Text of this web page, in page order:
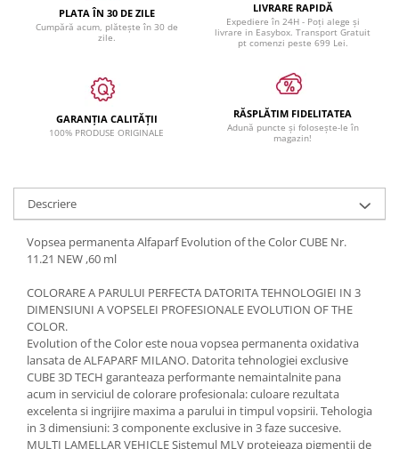
PLATA ÎN 30 DE ZILE
Cumpără acum, plătește în 30 de
zile.
LIVRARE RAPIDĂ
Expediere în 24H - Poți alege și
livrare in Easybox. Transport Gratuit
pt comenzi peste 699 Lei.
GARANȚIA CALITĂȚII
100% PRODUSE ORIGINALE
RĂSPLĂTIM FIDELITATEA
Adună puncte și folosește-le în
magazin!
Descriere
Vopsea permanenta Alfaparf Evolution of the Color CUBE Nr.
11.21 NEW ,60 ml
COLORARE A PARULUI PERFECTA DATORITA TEHNOLOGIEI IN 3
DIMENSIUNI A VOPSELEI PROFESIONALE EVOLUTION OF THE
COLOR.
Evolution of the Color este noua vopsea permanenta oxidativa
lansata de ALFAPARF MILANO. Datorita tehnologiei exclusive
CUBE 3D TECH garanteaza performante nemaintalnite pana
acum in serviciul de colorare profesionala: culoare rezultata
excelenta si ingrijire maxima a parului in timpul vopsirii. Tehologia
in 3 dimensiuni: 3 componente exclusive in 3 faze succesive.
MULTI LAMELLAR VEHICLE Sistemul MLV protejeaza pigmentii de